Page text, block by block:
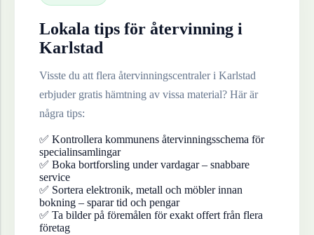
Lokala tips för återvinning i
Karlstad
Visste du att flera återvinningscentraler i Karlstad
erbjuder gratis hämtning av vissa material? Här är
några tips:
✅ Kontrollera kommunens återvinningsschema för
specialinsamlingar
✅ Boka bortforsling under vardagar – snabbare
service
✅ Sortera elektronik, metall och möbler innan
bokning – sparar tid och pengar
✅ Ta bilder på föremålen för exakt offert från flera
företag